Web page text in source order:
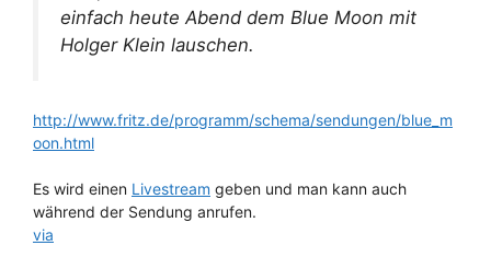
einfach heute Abend dem Blue Moon mit
Holger Klein lauschen.
http://www.fritz.de/programm/schema/sendungen/blue_m
oon.html
Es wird einen Livestream geben und man kann auch
während der Sendung anrufen.
via